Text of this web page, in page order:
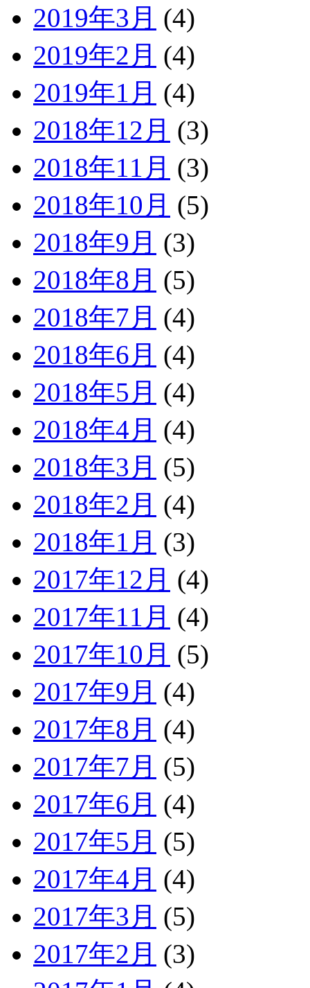
2019年3月 (4)
2019年2月 (4)
2019年1月 (4)
2018年12月 (3)
2018年11月 (3)
2018年10月 (5)
2018年9月 (3)
2018年8月 (5)
2018年7月 (4)
2018年6月 (4)
2018年5月 (4)
2018年4月 (4)
2018年3月 (5)
2018年2月 (4)
2018年1月 (3)
2017年12月 (4)
2017年11月 (4)
2017年10月 (5)
2017年9月 (4)
2017年8月 (4)
2017年7月 (5)
2017年6月 (4)
2017年5月 (5)
2017年4月 (4)
2017年3月 (5)
2017年2月 (3)